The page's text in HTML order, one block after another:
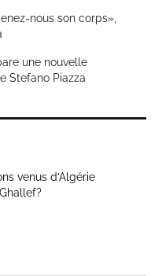
nous son corps»,
une nouvelle
Stefano Piazza
venus d’Algérie